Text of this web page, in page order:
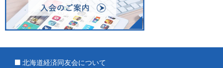
北海道経済同友会について